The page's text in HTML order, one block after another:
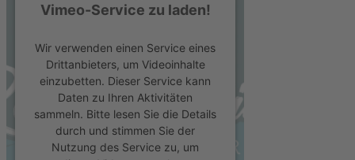
Vimeo-Service zu laden!
Wir verwenden einen Service eines
Drittanbieters, um Videoinhalte
einzubetten. Dieser Service kann
Daten zu Ihren Aktivitäten
sammeln. Bitte lesen Sie die Details
durch und stimmen Sie der
Nutzung des Service zu, um